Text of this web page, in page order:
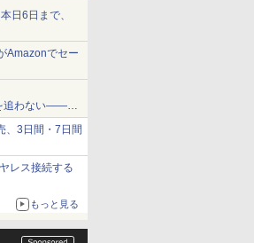
日6日まで、
Amazonでセー
追わない――単
1年限定の注意
、3日間・7日間
レス接続する
もっと見る